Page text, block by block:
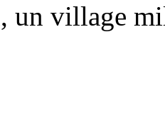
, un village